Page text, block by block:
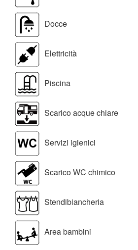
Docce
Elettricità
Piscina
Scarico acque chiare
Servizi igienici
Scarico WC chimico
Stendibiancheria
Area bambini